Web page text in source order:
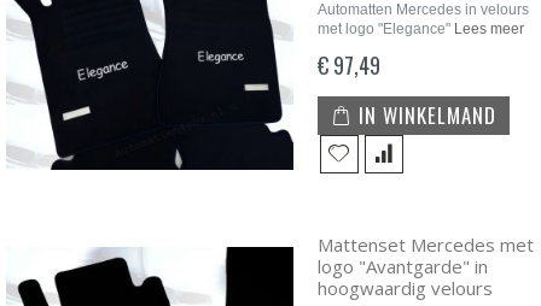
Automatten Mercedes in velours
met logo "Elegance" Lees meer
€ 97,49
IN WINKELMAND
Mattenset Mercedes met
logo "Avantgarde" in
hoogwaardig velours